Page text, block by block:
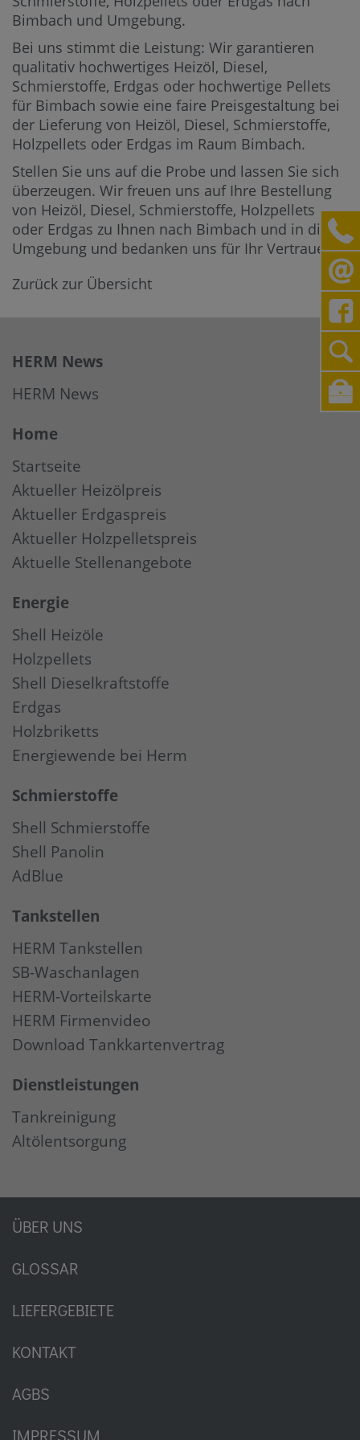
Bimbach und Umgebung.
Bei uns stimmt die Leistung: Wir garantieren
qualitativ hochwertiges Heizöl, Diesel,
Schmierstoffe, Erdgas oder hochwertige Pellets
für Bimbach sowie eine faire Preisgestaltung bei
der Lieferung von Heizöl, Diesel, Schmierstoffe,
Holzpellets oder Erdgas im Raum Bimbach.
Stellen Sie uns auf die Probe und lassen Sie sich
überzeugen. Wir freuen uns auf Ihre Bestellung
von Heizöl, Diesel, Schmierstoffe, Holzpellets
oder Erdgas zu Ihnen nach Bimbach und in die
Umgebung und bedanken uns für Ihr Vertrauen.
Zurück zur Übersicht
HERM News
HERM News
Home
Startseite
Aktueller Heizölpreis
Aktueller Erdgaspreis
Aktueller Holzpelletspreis
Aktuelle Stellenangebote
Energie
Shell Heizöle
Holzpellets
Shell Dieselkraftstoffe
Erdgas
Holzbriketts
Energiewende bei Herm
Schmierstoffe
Shell Schmierstoffe
Shell Panolin
AdBlue
Tankstellen
HERM Tankstellen
SB-Waschanlagen
HERM-Vorteilskarte
HERM Firmenvideo
Download Tankkartenvertrag
Dienstleistungen
Tankreinigung
Altölentsorgung
ÜBER UNS
GLOSSAR
LIEFERGEBIETE
KONTAKT
AGBS
IMPRESSUM